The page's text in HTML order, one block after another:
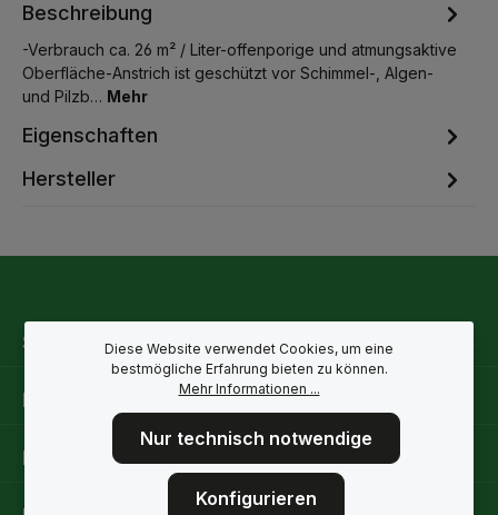
Beschreibung
-Verbrauch ca. 26 m² / Liter-offenporige und atmungsaktive
Oberfläche-Anstrich ist geschützt vor Schimmel-, Algen-
und Pilzb… Mehr
Eigenschaften
Hersteller
Service-Hotline
Rechtliche Hinweise
Informationen
Diese Website verwendet Cookies, um eine
bestmögliche Erfahrung bieten zu können.
Mehr Informationen ...
Nur technisch notwendige
Konfigurieren